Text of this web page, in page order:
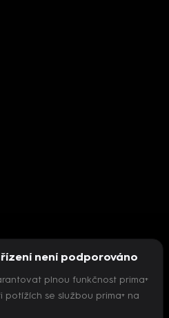
přehrávač
není podporováno
plnou funkčnost prima+
se službou prima+ na